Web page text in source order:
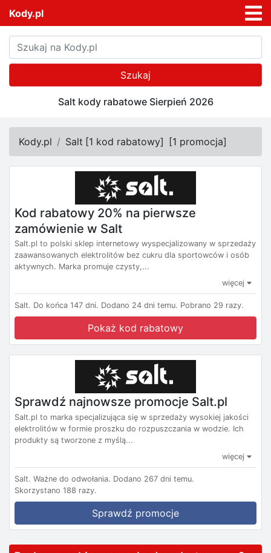
Kody.pl
Szukaj
Salt kody rabatowe Sierpień 2026
Kody.pl Salt [1 kod rabatowy] [1 promocja]
Kod rabatowy 20% na pierwsze
zamówienie w Salt
Salt.pl to polski sklep internetowy wyspecjalizowany w sprzedaży
zaawansowanych elektrolitów bez cukru dla sportowców i osób
aktywnych. Marka promuje czysty,...
więcej
Salt. Do końca 147 dni. Dodano 24 dni temu. Pobrano 29 razy.
Pokaż kod rabatowy
Sprawdź najnowsze promocje Salt.pl
Salt.pl to marka specjalizująca się w sprzedaży wysokiej jakości
elektrolitów w formie proszku do rozpuszczania w wodzie. Ich
produkty są tworzone z myślą...
więcej
Salt. Ważne do odwołania. Dodano 267 dni temu.
Skorzystano 188 razy.
Sprawdź promocje